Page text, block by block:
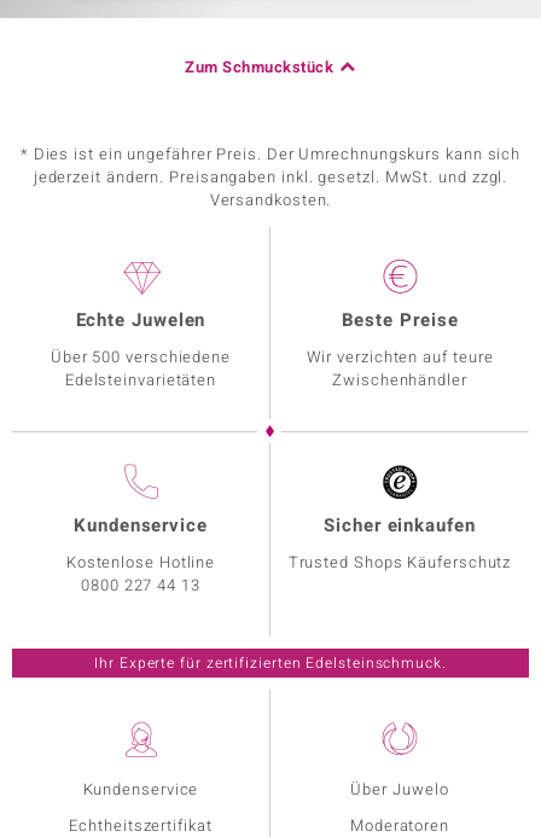
Zum Schmuckstück
* Dies ist ein ungefährer Preis. Der Umrechnungskurs kann sich
jederzeit ändern. Preisangaben inkl. gesetzl. MwSt. und zzgl.
Versandkosten.
Kundenservice
Echtheitszertifikat
Über Juwelo
Moderatoren
Echte Juwelen
Über 500 verschiedene
Edelsteinvarietäten
Beste Preise
Wir verzichten auf teure
Zwischenhändler
Kundenservice
Kostenlose Hotline
0800 227 44 13
Sicher einkaufen
Trusted Shops Käuferschutz
Ihr Experte für zertifizierten Edelsteinschmuck.